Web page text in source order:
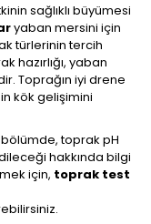
sağlıklı büyümesi
yaban mersini için
türlerinin tercih
hazırlığı, yaban
Toprağın iyi drene
kök gelişimini
toprak pH
hakkında bilgi
için, toprak test